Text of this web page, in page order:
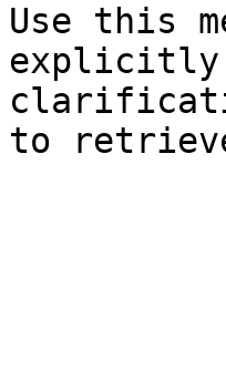
Use this
explicitly